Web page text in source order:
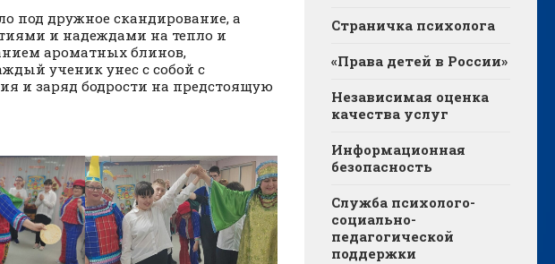
под дружное скандирование, а
и надеждами на тепло и
ароматных блинов,
ученик унес с собой с
и заряд бодрости на предстоящую
Страничка психолога
«Права детей в России»
Независимая оценка
качества услуг
Информационная
безопасность
Служба психолого-
социально-
педагогической
поддержки